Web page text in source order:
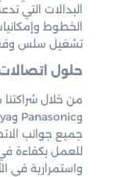
البدالات التي
الخطوط
تشغيل سلس
حلول
جميع جوانب
للعمل بكفاءة
واستمرارية في